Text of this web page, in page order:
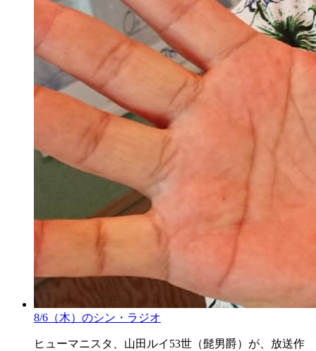
8/6（木）のシン・ラジオ
ヒューマニスタ、山田ルイ53世（髭男爵）が、放送作